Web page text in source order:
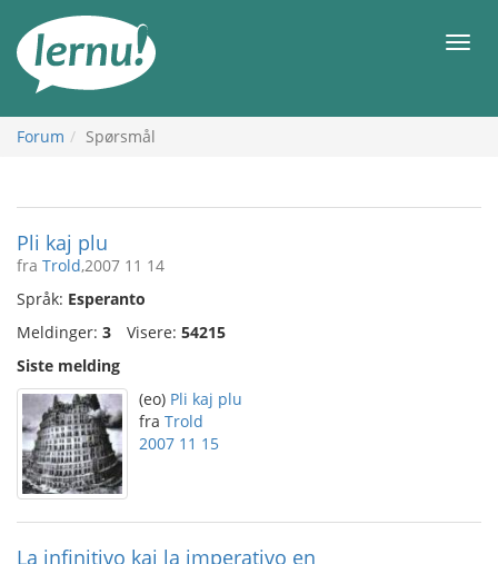
innholdet
Meny
Forum Spørsmål
Pli kaj plu
fra Trold,2007 11 14
Språk: Esperanto
Meldinger: 3 Visere: 54215
Siste melding
(eo) Pli kaj plu
fra Trold
2007 11 15
La infinitivo kaj la imperativo en